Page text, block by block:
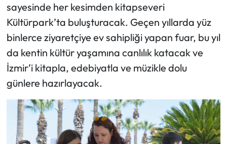
sayesinde her kesimden kitapseveri
Kültürpark’ta buluşturacak. Geçen yıllarda yüz
binlerce ziyaretçiye ev sahipliği yapan fuar, bu yıl
da kentin kültür yaşamına canlılık katacak ve
İzmir’i kitapla, edebiyatla ve müzikle dolu
günlere hazırlayacak.